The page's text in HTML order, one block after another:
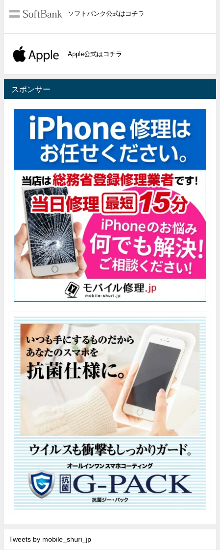
ソフトバンク公式はコチラ
Apple公式はコチラ
スポンサー
Tweets by mobile_shuri_jp